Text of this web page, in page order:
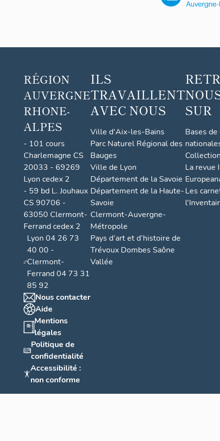
décor
RÉGION
AUVERGNE
RHONE-
ALPES
- 101 cours
Charlemagne CS
20033 - 69269
Lyon cedex 2
- 59 bd L. Jouhaux
CS 90706 -
63050 Clermont-
Ferrand cedex 2
Lyon 04 26 73
40 00 -
Clermont-
Ferrand 04 73 31
85 92
Nous contacter
Aide
Mentions
légales
Politique de
confidentialité
Accessibilité :
non conforme
ILS
TRAVAILLENT
AVEC NOUS
Ville d'Aix-les-Bains
Parc Naturel Régional des
Bauges
Ville de Lyon
Département de la Savoie
Département de la Haute-
Savoie
Clermont-Auvergne-
Métropole
Pays d’art et d’histoire de
Trévoux Dombes Saône
Vallée
SUR
Bases
La revue
Les